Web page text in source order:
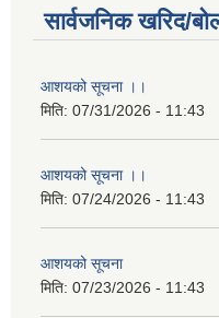
सार्वजनिक खरिद/
आशयको सूचना ।।
मिति: 07/31/2026 - 11:43
आशयको सूचना ।।
मिति: 07/24/2026 - 11:43
आशयको सूचना
मिति: 07/23/2026 - 11:43